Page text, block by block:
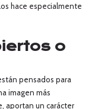
hace especialmente
o
pensados para
imagen más
aportan un carácter